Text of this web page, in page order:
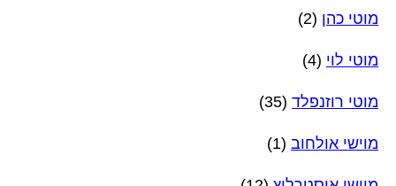
מוטי כהן (2)
מוטי לוי (4)
מוטי רוזנפלד (35)
מוישי אולחוב (1)